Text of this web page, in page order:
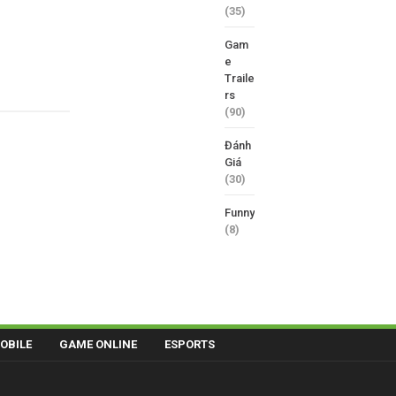
(35)
Gam
e
Traile
rs
(90)
Đánh
Giá
(30)
Funny
(8)
GAME ONLINE ESPORTS